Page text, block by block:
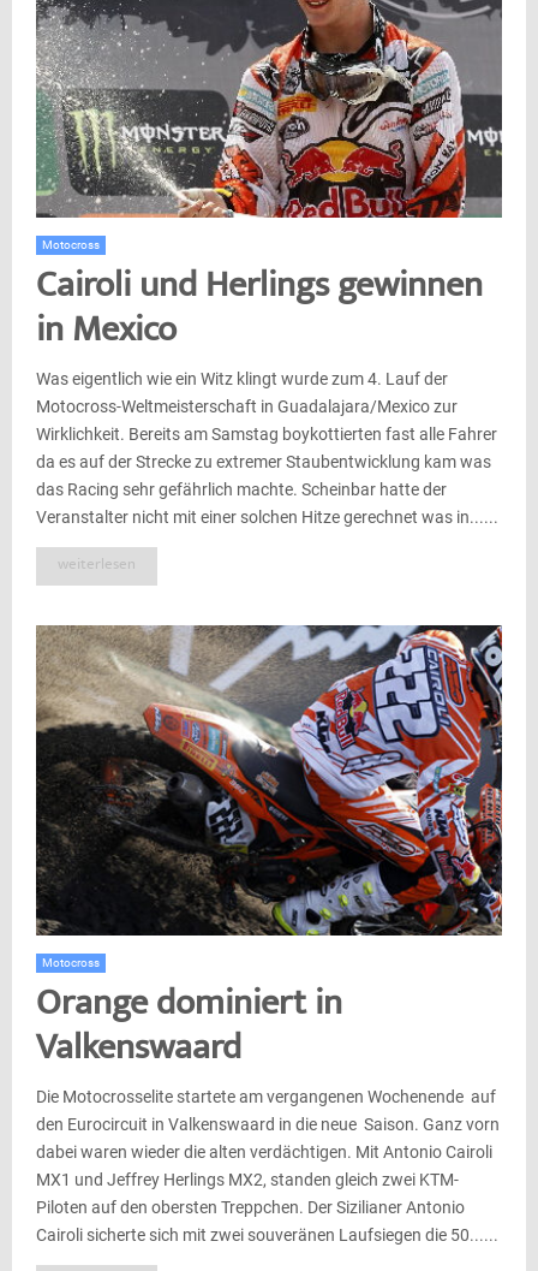
Motocross
Cairoli und Herlings gewinnen
in Mexico
Was eigentlich wie ein Witz klingt wurde zum 4. Lauf der
Motocross-Weltmeisterschaft in Guadalajara/Mexico zur
Wirklichkeit. Bereits am Samstag boykottierten fast alle Fahrer
da es auf der Strecke zu extremer Staubentwicklung kam was
das Racing sehr gefährlich machte. Scheinbar hatte der
Veranstalter nicht mit einer solchen Hitze gerechnet was in......
weiterlesen
Motocross
Orange dominiert in
Valkenswaard
Die Motocrosselite startete am vergangenen Wochenende auf
den Eurocircuit in Valkenswaard in die neue Saison. Ganz vorn
dabei waren wieder die alten verdächtigen. Mit Antonio Cairoli
MX1 und Jeffrey Herlings MX2, standen gleich zwei KTM-
Piloten auf den obersten Treppchen. Der Sizilianer Antonio
Cairoli sicherte sich mit zwei souveränen Laufsiegen die 50......